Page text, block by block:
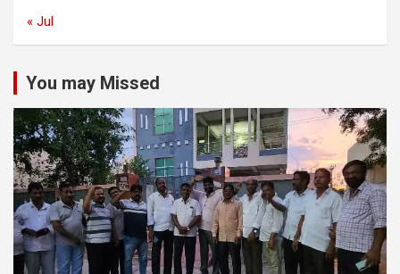
« Jul
You may Missed